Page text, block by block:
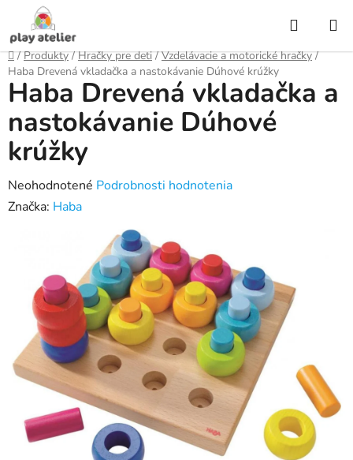
obsah
Hľadať
Domov
/ Produkty / Hračky pre deti / Vzdelávacie a motorické hračky /
Haba Drevená vkladačka a nastokávanie Dúhové krúžky
Haba Drevená vkladačka a
nastokávanie Dúhové
krúžky
Priemerné
hodnotenie
hviezdičiek.
Neohodnotené Podrobnosti hodnotenia
Značka: Haba